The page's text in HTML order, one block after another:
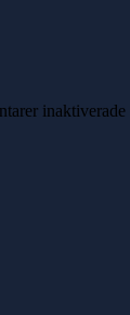
inaktiverade